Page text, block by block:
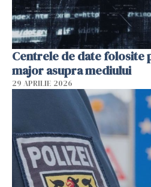
Centrele de date folosite
major asupra mediului
29 APRILIE 2026